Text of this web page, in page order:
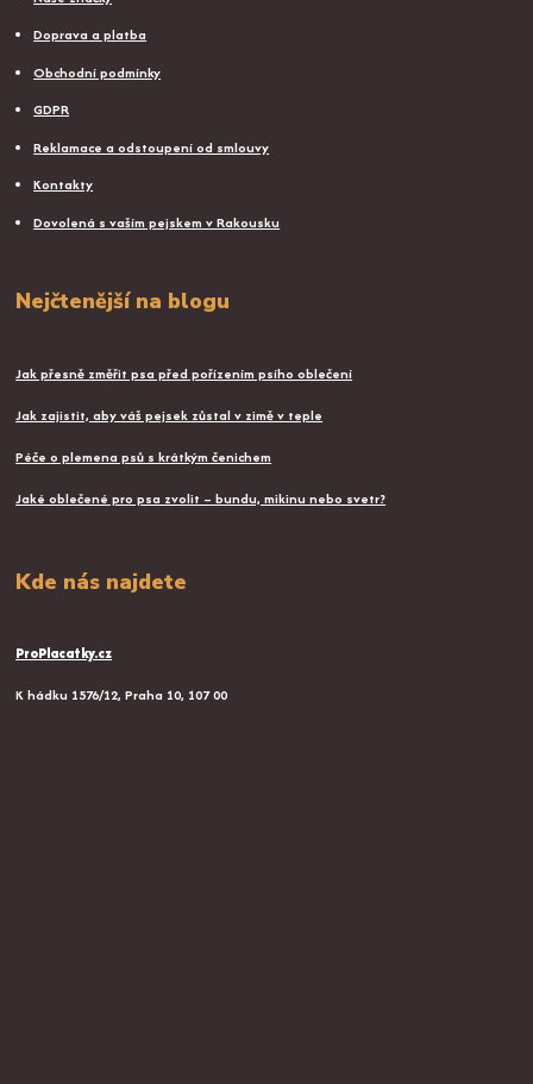
Doprava a platba
Obchodní podmínky
GDPR
Reklamace a odstoupení od smlouvy
Kontakty
Dovolená s vaším pejskem v Rakousku
Nejčtenější na blogu
Jak přesně změřit psa před pořízením psího oblečení
Jak zajistit, aby váš pejsek zůstal v zimě v teple
Péče o plemena psů s krátkým čenichem
Jaké oblečené pro psa zvolit – bundu, mikinu nebo svetr?
Kde nás najdete
ProPlacatky.cz
K hádku 1576/12, Praha 10, 107 00